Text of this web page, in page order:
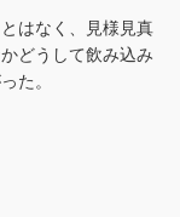
はなく、見様見真
どうして飲み込み
た。